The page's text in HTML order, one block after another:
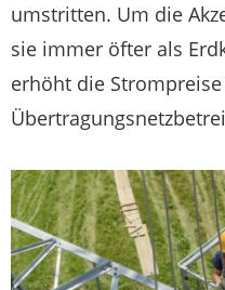
umstritten. Um die
sie immer öfter als
erhöht die